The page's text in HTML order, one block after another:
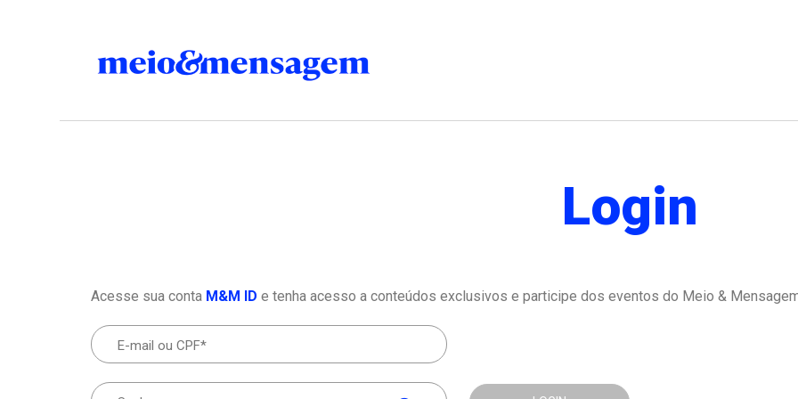
Login
Acesse sua conta M&M ID e tenha acesso a conteúdos exclusivos e participe dos eventos do Meio &